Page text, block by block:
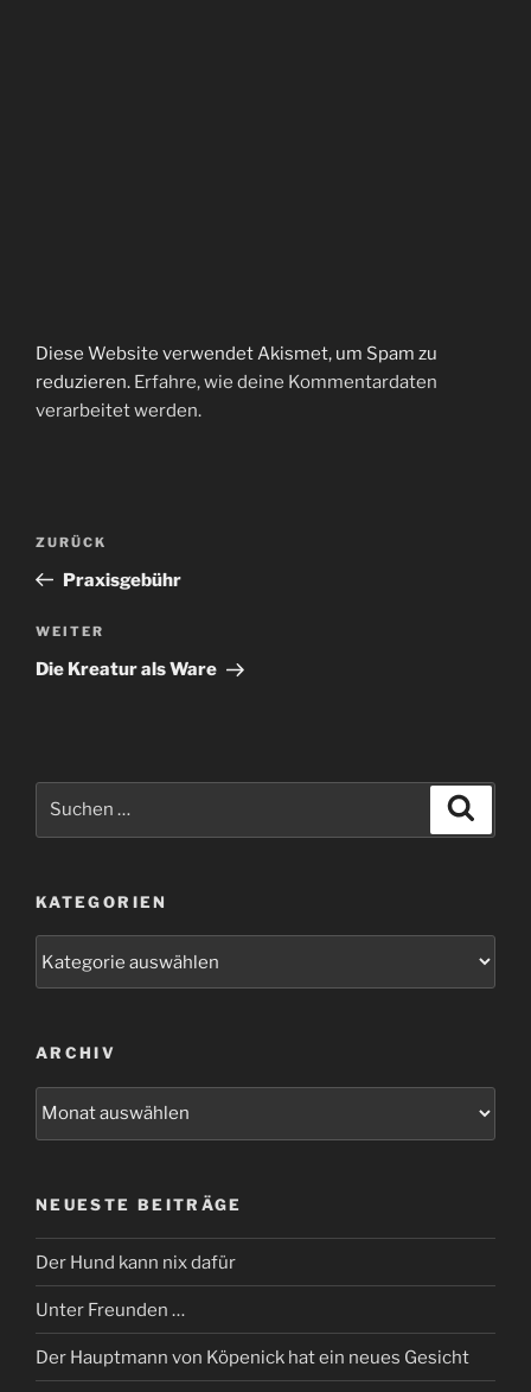
Diese Website verwendet Akismet, um Spam zu
reduzieren. Erfahre, wie deine Kommentardaten
verarbeitet werden.
Beitragsnavigation
Vorheriger
Beitrag
ZURÜCK
Praxisgebühr
Nächster
Beitrag
WEITER
Die Kreatur als Ware
KATEGORIEN
ARCHIV
NEUESTE BEITRÄGE
Der Hund kann nix dafür
Unter Freunden …
Der Hauptmann von Köpenick hat ein neues Gesicht